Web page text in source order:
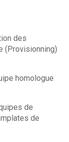
des
(Provisionning)
homologue
de
de